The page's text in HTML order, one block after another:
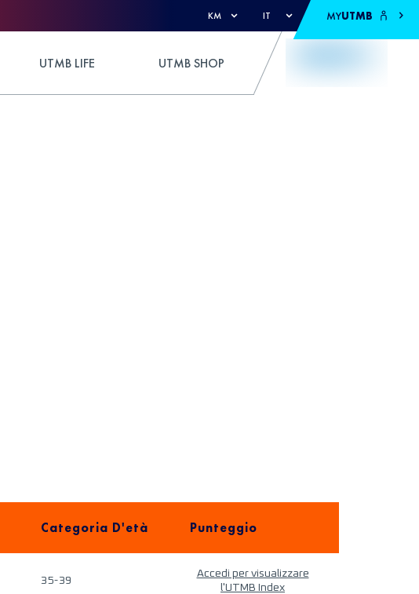
KM IT MYUTMB
UTMB LIFE UTMB SHOP
Categoria D'età Punteggio
35-39
Accedi per visualizzare
l'UTMB Index